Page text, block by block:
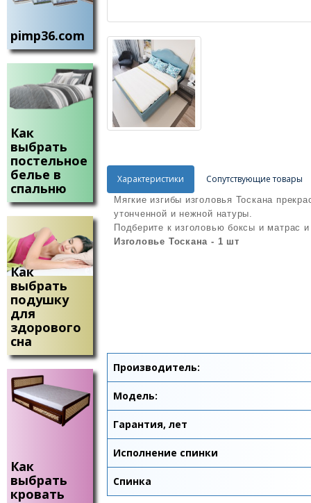
pimp36.com
Как
выбрать
постельное
белье в
спальню
Как
выбрать
подушку
для
здорового
сна
Как
выбрать
кровать
Характеристики Сопутствующие товары
Мягкие изгибы изголовья Тоскана
утонченной и нежной натуры.
Подберите к изголовью боксы и матрас
Изголовье Тоскана - 1 шт
Производитель:
Модель:
Гарантия, лет
Исполнение спинки
Спинка